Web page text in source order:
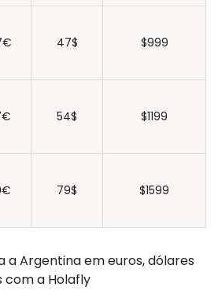
47$ $999
54$ $1199
79$ $1599
a Argentina em euros, dólares
com a Holafly